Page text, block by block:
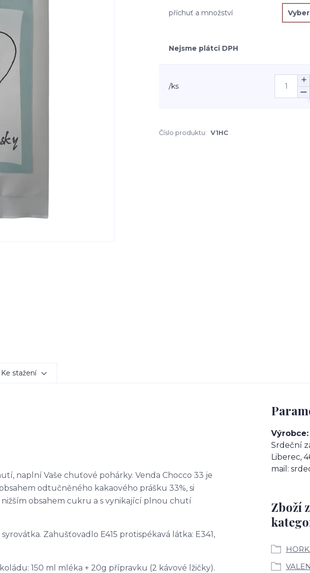
příchuť a množství
Nejsme plátci DPH
/ks
Číslo produktu: V1HC
Ke stažení
naplní Vaše chuťové pohárky. Venda Chocco 33 je
odtučněného kakaového prášku 33%, si
obsahem cukru a s vynikající plnou chutí
Zahušťovadlo E415 protispékavá látka: E341,
150 ml mléka + 20g přípravku (2 kávové lžičky).
Výrobce
Srdeční
Liberec,
mail:
Zboží